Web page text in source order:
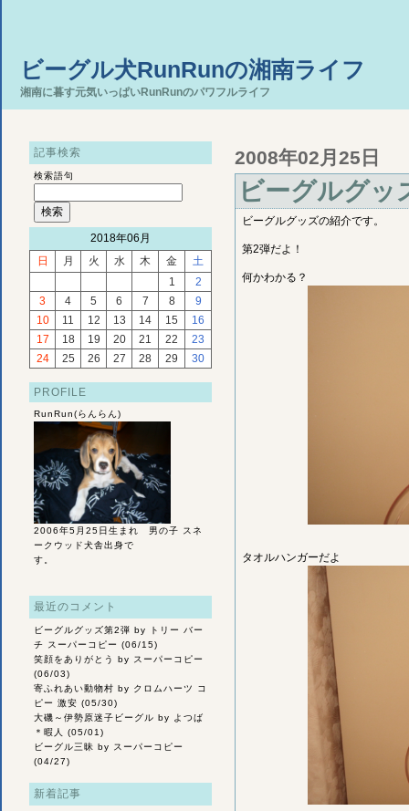
ビーグル犬RunRunの湘南ライフ
湘南に暮す元気いっぱいRunRunのパワフルライフ
記事検索
検索語句
2018年06月
日
月 火 水 木 金
土
1
2
3
4 5 6 7 8
9
10
11 12 13 14 15
16
17
18 19 20 21 22
23
24
25 26 27 28 29 30
PROFILE
RunRun(らんらん)
2006年5月25日生まれ 男の子 スネ
ークウッド犬舎出身で
す。
最近のコメント
ビーグルグッズ第2弾 by トリー バー
チ スーパーコピー (06/15)
笑顔をありがとう
by スーパーコピー
(06/03)
寄ふれあい動物村 by クロムハーツ コ
ピー 激安 (05/30)
大磯～伊勢原迷子ビーグル by よつば
＊暇人 (05/01)
ビーグル三昧 by スーパーコピー
(04/27)
新着記事
2008年02月25日
ビーグルグッ
ビーグルグッズの紹介です。
第2弾だよ！
何かわかる？
タオルハンガーだよ